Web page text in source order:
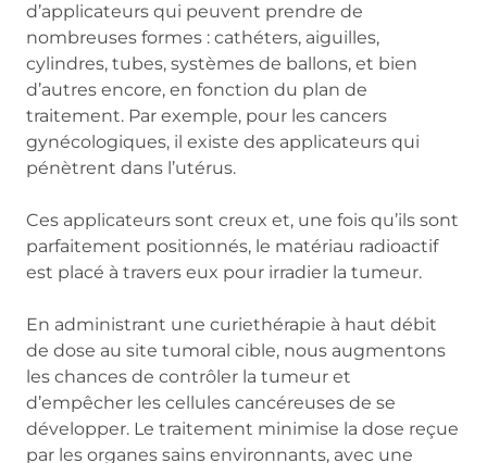
d’applicateurs qui peuvent prendre de
nombreuses formes : cathéters, aiguilles,
cylindres, tubes, systèmes de ballons, et bien
d’autres encore, en fonction du plan de
traitement. Par exemple, pour les cancers
gynécologiques, il existe des applicateurs qui
pénètrent dans l’utérus.
Ces applicateurs sont creux et, une fois qu’ils sont
parfaitement positionnés, le matériau radioactif
est placé à travers eux pour irradier la tumeur.
En administrant une curiethérapie à haut débit
de dose au site tumoral cible, nous augmentons
les chances de contrôler la tumeur et
d’empêcher les cellules cancéreuses de se
développer. Le traitement minimise la dose reçue
par les organes sains environnants, avec une